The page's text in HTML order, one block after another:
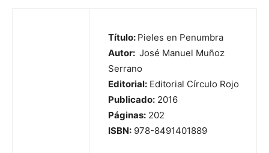
Título: Pieles en Penumbra
Autor: José Manuel Muñoz
Serrano
Editorial: Editorial Círculo Rojo
Publicado: 2016
Páginas: 202
ISBN: 978-8491401889